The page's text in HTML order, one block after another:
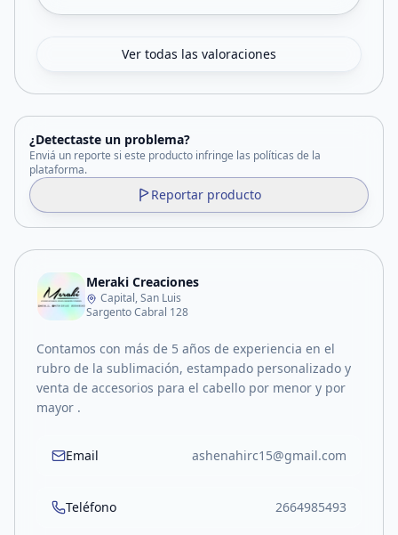
Ver todas las valoraciones
¿Detectaste un problema?
Enviá un reporte si este producto infringe las políticas de la
plataforma.
Reportar producto
Meraki Creaciones
Capital, San Luis
Sargento Cabral 128
Contamos con más de 5 años de experiencia en el
rubro de la sublimación, estampado personalizado y
venta de accesorios para el cabello por menor y por
mayor .
Email ashenahirc15@gmail.com
Teléfono 2664985493